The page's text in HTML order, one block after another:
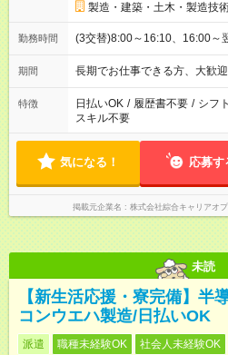
製造・建築・土木・製造技
勤務時間 (3交替)8:00～16:10、16:00～
期間 長期でお仕事できる方、大歓迎
特徴 日払いOK / 履歴書不要 / シフ
スキル不要
気になる！ 応募す
掲載元企業名 株式会社綜合キャリアオ
未読
【新生活応援・寮完備】半
コンウエハ製造/日払いOK
派遣 職種未経験OK 社会人未経験OK